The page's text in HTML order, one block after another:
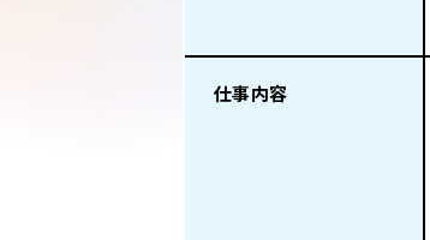
仕事内容